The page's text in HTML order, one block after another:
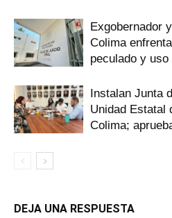
Exgobernador
Colima
peculado y
Instalan Junta
Unidad Estatal
Colima;
DEJA UNA RESPUESTA